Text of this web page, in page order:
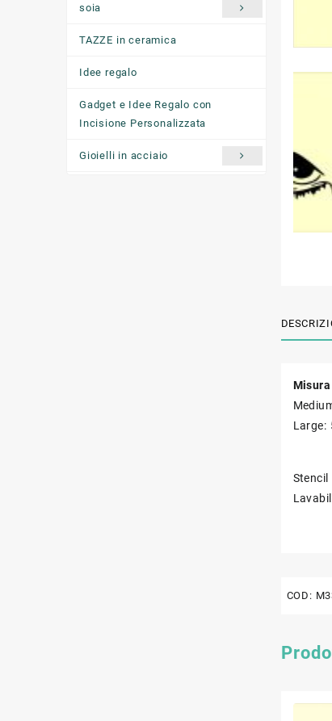
soia
TAZZE in ceramica
Idee regalo
Gadget e Idee Regalo con
Incisione Personalizzata
Gioielli in acciaio
COD: